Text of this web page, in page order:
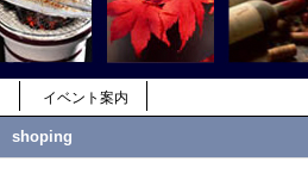
イベント案内
shoping